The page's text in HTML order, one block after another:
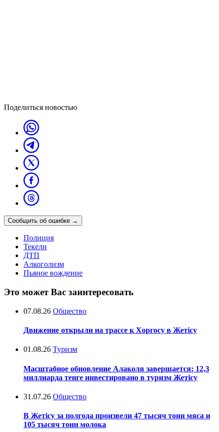
Поделиться новостью
Сообщить об ошибке →
Полиция
Текели
ДТП
Алкоголизм
Пьяное вождение
Это может Вас заинтересовать
07.08.26 Общество
Движение открыли на трассе к Хоргосу в Жетісу
01.08.26 Туризм
Масштабное обновление Алаколя завершается: 12,3
миллиарда тенге инвестировано в туризм Жетісу
31.07.26 Общество
В Жетісу за полгода произвели 47 тысяч тонн мяса и
105 тысяч тонн молока